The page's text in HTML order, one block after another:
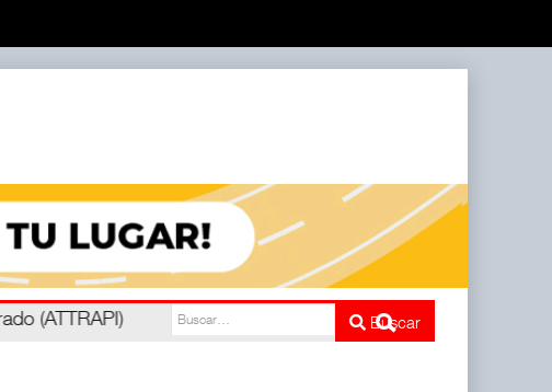
(ATTRAPI)
Buscar